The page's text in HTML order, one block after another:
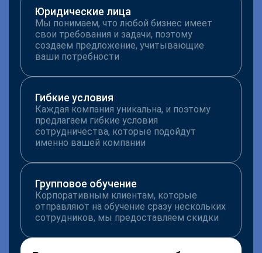
Юридические лица
Мы понимаем, что любой бизнес имеет
свои требования и задачи, поэтому
создаем предложение, учитывающие
ваши потребности
Гибкие условия
Каждая компания уникальна, и поэтому
предлагаем гибкие условия
сотрудничества, которые подойдут
именно вашей компании
Групповое обучение
Корпоративным клиентам, которые
отправляют на обучение сразу нескольких
сотрудников, мы предоставляем скидки